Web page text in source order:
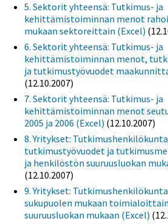
5. Sektorit yhteensä: Tutkimus- ja
kehittämistoiminnan menot
mukaan sektoreittain (Excel)
6. Sektorit yhteensä: Tutkimus- ja
kehittämistoiminnan menot,
ja tutkimustyövuodet
(12.10.2007)
7. Sektorit yhteensä: Tutkimus- ja
kehittämistoiminnan menot
2005 ja 2006 (Excel) (12.10.2007)
8. Yritykset:
tutkimustyövuodet ja
ja henkilöstön suuruusluokan
(12.10.2007)
9. Yritykset:
sukupuolen mukaan
suuruusluokan mukaan (Excel)